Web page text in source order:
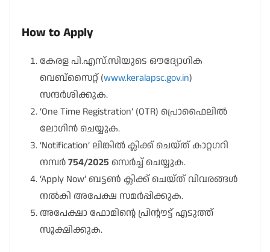
How to Apply
കേരള പി.എസ്.സിയുടെ ഔദ്യോഗിക
വെബ്‌സൈറ്റ് (www.keralapsc.gov.in)
സന്ദർശിക്കുക.
‘One Time Registration’ (OTR) പ്രൊഫൈലിൽ
ലോഗിൻ ചെയ്യുക.
‘Notification’ ലിങ്കിൽ ക്ലിക്ക് ചെയ്ത് കാറ്റഗറി
നമ്പർ754/2025 സെർച്ച് ചെയ്യുക.
‘Apply Now’ ബട്ടൺ ക്ലിക്ക് ചെയ്ത് വിവരങ്ങൾ
നൽകി അപേക്ഷ സമർപ്പിക്കുക.
അപേക്ഷാ ഫോമിന്റെ പ്രിന്റൗട്ട് എടുത്ത്
സൂക്ഷിക്കുക.